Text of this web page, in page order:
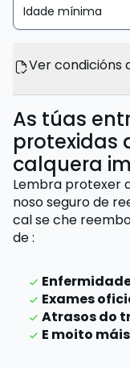
Idade mínima
Ver condicións
As túas
protexidas
calquera
Lembra protexer
noso seguro de
cal se che
de:
Exames
Atrasos do
E moito